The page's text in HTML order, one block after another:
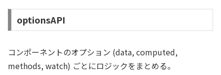
optionsAPI
コンポーネントのオプション (data, computed,
methods, watch) ごとにロジックをまとめる。